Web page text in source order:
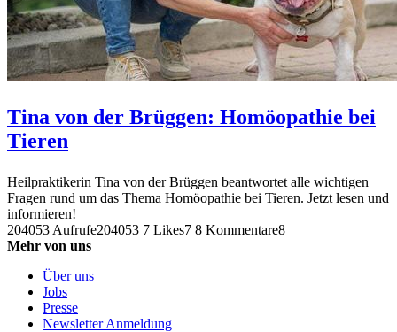
Tina von der Brüggen: Homöopathie bei
Tieren
Heilpraktikerin Tina von der Brüggen beantwortet alle wichtigen
Fragen rund um das Thema Homöopathie bei Tieren. Jetzt lesen und
informieren!
204053 Aufrufe204053 7 Likes7 8 Kommentare8
Mehr von uns
Über uns
Jobs
Presse
Newsletter Anmeldung